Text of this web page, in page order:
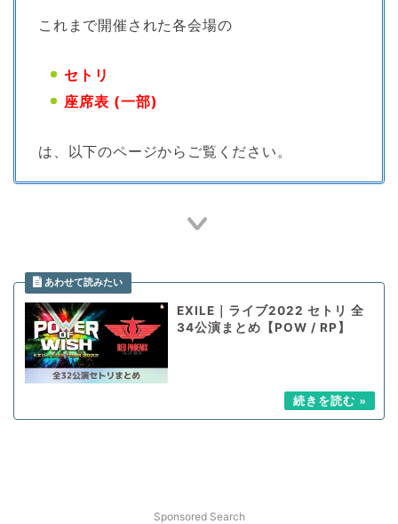
これまで開催された各会場の
セトリ
座席表 (一部)
は、以下のページからご覧ください。
EXILE｜ライブ2022 セトリ 全
34公演まとめ【POW / RP】
Sponsored Search